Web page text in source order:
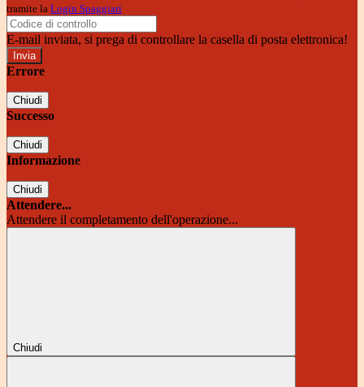
tramite la Login Spaggiari
E-mail inviata, si prega di controllare la casella di posta elettronica!
Errore
Chiudi
Successo
Chiudi
Informazione
Chiudi
Attendere...
Attendere il completamento dell'operazione...
Chiudi